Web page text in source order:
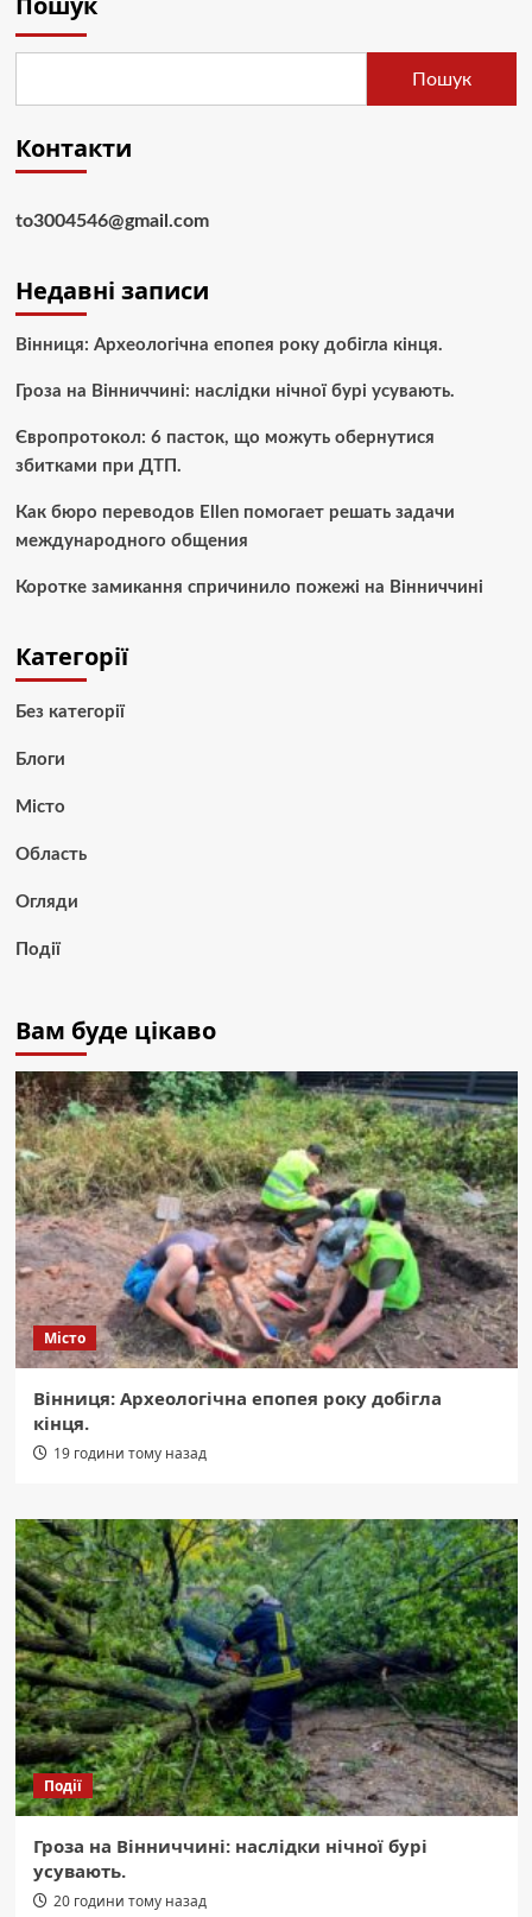
Пошук
Контакти
to3004546@gmail.com
Недавні записи
Вінниця: Археологічна епопея року добігла кінця.
Гроза на Вінниччині: наслідки нічної бурі усувають.
Європротокол: 6 пасток, що можуть обернутися
збитками при ДТП.
Как бюро переводов Ellen помогает решать задачи
международного общения
Коротке замикання спричинило пожежі на Вінниччині
Категорії
Без категорії
Блоги
Місто
Область
Огляди
Події
Вам буде цікаво
Місто
Вінниця: Археологічна епопея року добігла
кінця.
19 години тому назад
Події
Гроза на Вінниччині: наслідки нічної бурі
усувають.
20 години тому назад